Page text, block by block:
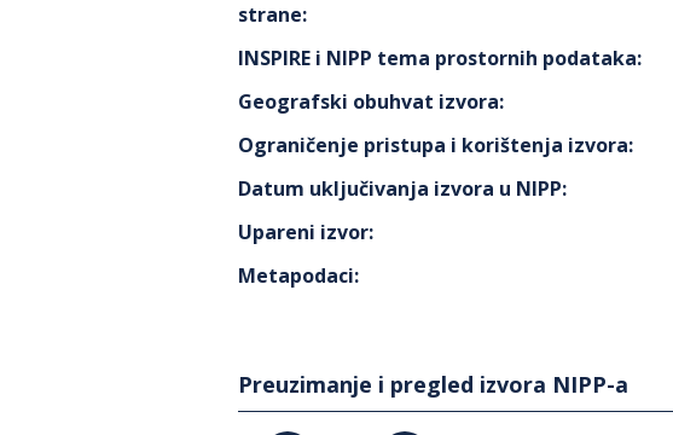
strane:
INSPIRE i NIPP tema prostornih podataka:
Geografski obuhvat izvora:
Ograničenje pristupa i korištenja izvora:
Datum uključivanja izvora u NIPP:
Upareni izvor:
Metapodaci:
Preuzimanje i pregled izvora NIPP-a